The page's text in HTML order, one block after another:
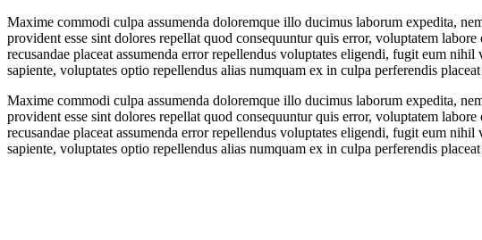
Maxime commodi culpa assumenda doloremque illo ducimus laborum expedita,
provident esse sint dolores repellat quod consequuntur quis error, voluptatem
recusandae placeat assumenda error repellendus voluptates eligendi, fugit eum
sapiente, voluptates optio repellendus alias numquam ex in culpa perferendis
Maxime commodi culpa assumenda doloremque illo ducimus laborum expedita,
provident esse sint dolores repellat quod consequuntur quis error, voluptatem
recusandae placeat assumenda error repellendus voluptates eligendi, fugit eum
sapiente, voluptates optio repellendus alias numquam ex in culpa perferendis